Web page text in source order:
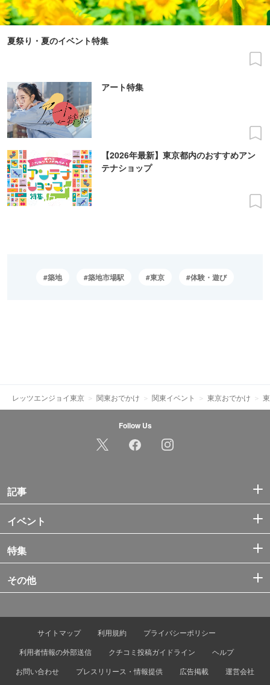
夏祭り・夏のイベント特集
アート特集
【2026年最新】東京都内のおすすめアン
テナショップ
築地 築地市場駅 東京 体験・遊び
レッツエンジョイ東京 関東おでかけ 関東イベント 東京おでかけ
Follow Us
記事
イベント
特集
その他
サイトマップ 利用規約
プライバシーポリシー
利用者情報の外部送信
クチコミ投稿ガイドライン
ヘルプ
お問い合わせ
プレスリリース・情報提供 広告掲載 運営会社